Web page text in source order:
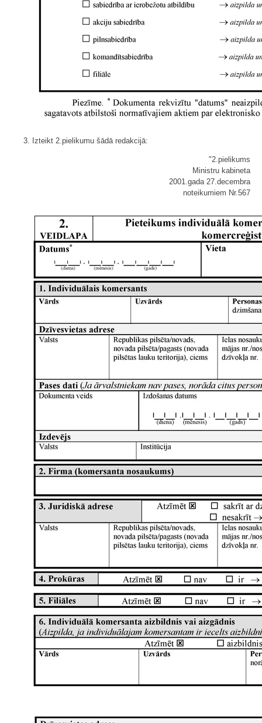
3. Izteikt 2.pielikumu šādā redakcijā:
"2.pielikums
Ministru kabineta
2001.gada 27.decembra
noteikumiem Nr.567